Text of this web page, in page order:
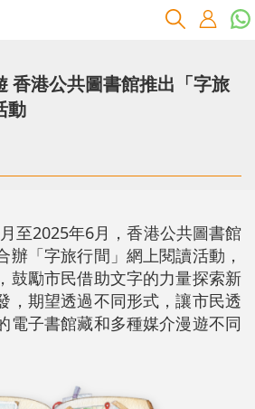
香港公共圖書館推出「字旅
動
至2025年6月，香港公共圖書館
辦「字旅行間」網上閱讀活動，
鼓勵市民借助文字的力量探索新
，期望透過不同形式，讓市民透
電子書館藏和多種媒介漫遊不同